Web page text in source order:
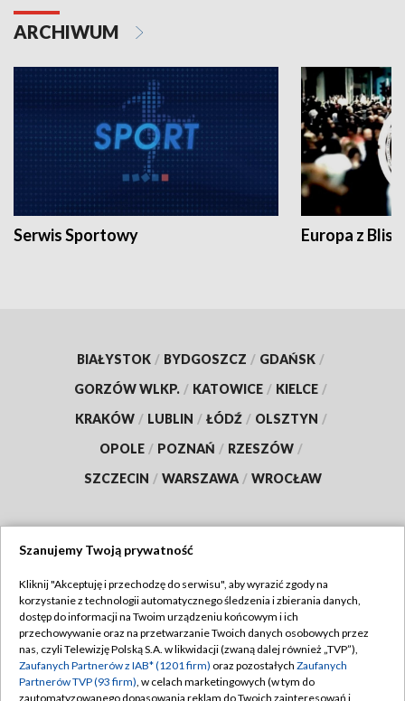
ARCHIWUM
Serwis Sportowy Europa z
BIAŁYSTOK / BYDGOSZCZ / GDAŃSK /
GORZÓW WLKP. / KATOWICE / KIELCE /
KRAKÓW / LUBLIN / ŁÓDŹ / OLSZTYN /
OPOLE / POZNAŃ / RZESZÓW /
SZCZECIN / WARSZAWA / WROCŁAW
TVP
Abonament TVP
Emisja w TVP
Centrum informacji TVP
Regulamin TVP
Polityka prywatności
Moje zgody
Szanujemy Twoją prywatność
Kliknij "Akceptuję i przechodzę do serwisu", aby wyrazić zgody na
korzystanie z technologii automatycznego śledzenia i zbierania danych,
dostęp do informacji na Twoim urządzeniu końcowym i ich
przechowywanie oraz na przetwarzanie Twoich danych osobowych przez
nas, czyli Telewizję Polską S.A. w likwidacji (zwaną dalej również „TVP”),
Zaufanych Partnerów z IAB* (1201 firm) oraz pozostałych Zaufanych
Partnerów TVP (93 firm), w celach marketingowych (w tym do
zautomatyzowanego dopasowania reklam do Twoich zainteresowań i